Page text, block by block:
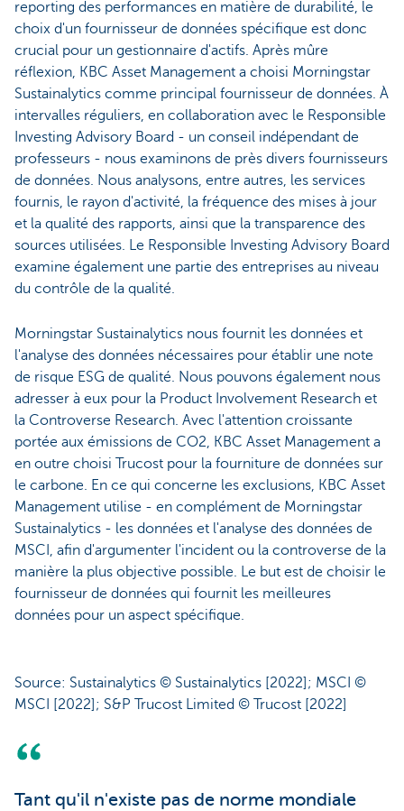
reporting des performances en matière de durabilité, le
choix d'un fournisseur de données spécifique est donc
crucial pour un gestionnaire d'actifs. Après mûre
réflexion, KBC Asset Management a choisi Morningstar
Sustainalytics comme principal fournisseur de données. À
intervalles réguliers, en collaboration avec le Responsible
Investing Advisory Board - un conseil indépendant de
professeurs - nous examinons de près divers fournisseurs
de données. Nous analysons, entre autres, les services
fournis, le rayon d'activité, la fréquence des mises à jour
et la qualité des rapports, ainsi que la transparence des
sources utilisées. Le Responsible Investing Advisory Board
examine également une partie des entreprises au niveau
du contrôle de la qualité.
Morningstar Sustainalytics nous fournit les données et
l'analyse des données nécessaires pour établir une note
de risque ESG de qualité. Nous pouvons également nous
adresser à eux pour la Product Involvement Research et
la Controverse Research. Avec l'attention croissante
portée aux émissions de CO2, KBC Asset Management a
en outre choisi Trucost pour la fourniture de données sur
le carbone. En ce qui concerne les exclusions, KBC Asset
Management utilise - en complément de Morningstar
Sustainalytics - les données et l'analyse des données de
MSCI, afin d'argumenter l'incident ou la controverse de la
manière la plus objective possible. Le but est de choisir le
fournisseur de données qui fournit les meilleures
données pour un aspect spécifique.
Source: Sustainalytics © Sustainalytics [2022]; MSCI ©
MSCI [2022]; S&P Trucost Limited © Trucost [2022]
Tant qu'il n'existe pas de norme mondiale